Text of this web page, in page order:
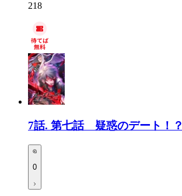
218
7話. 第七話 疑惑のデート！？
0